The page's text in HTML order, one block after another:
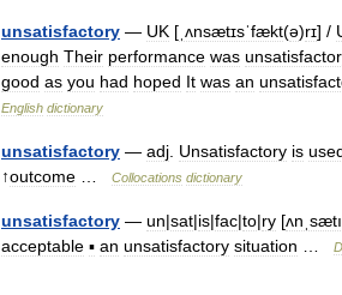
unsatisfactory — UK [ ˌʌnsætɪsˈfækt(ə)rɪ] /
enough Their performance was
good as you had hoped It was an
English dictionary
unsatisfactory — adj Unsatisfactory is
↑outcome Collocations dictionary
unsatisfactory — un|sat|is|fac|to|ry [
acceptable ▪ an unsatisfactory situation